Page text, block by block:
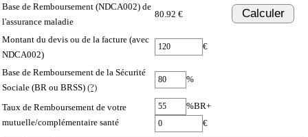
Base de Remboursement (NDCA002) de
l'assurance maladie
80.92 € Calculer
Montant du devis ou de la facture (avec
NDCA002)
€
Base de Remboursement de la Sécurité
Sociale (BR ou BRSS) (?)
%
Taux de Remboursement de votre
mutuelle/complémentaire santé
%BR+
€